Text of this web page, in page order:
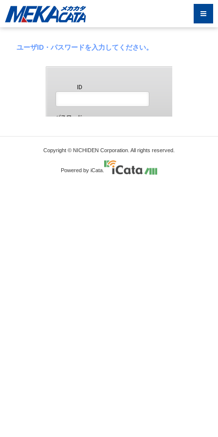
ユーザID・パスワードを入力してください。
Copyright © NICHIDEN Corporation. All rights reserved.
Powered by iCata.